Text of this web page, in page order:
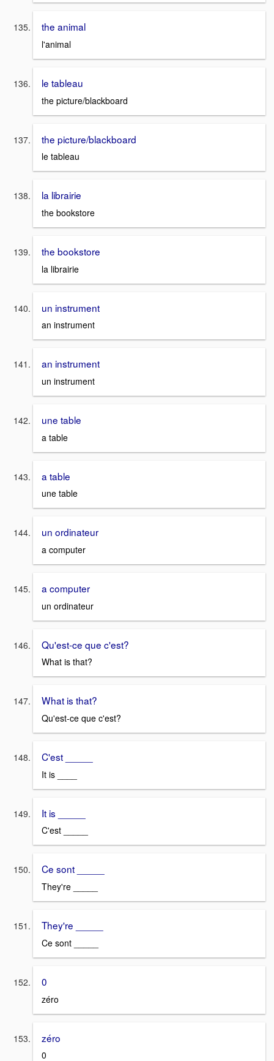
the animal
l'animal
le tableau
the picture/blackboard
the picture/blackboard
le tableau
la librairie
the bookstore
the bookstore
la librairie
un instrument
an instrument
an instrument
un instrument
une table
a table
a table
une table
un ordinateur
a computer
a computer
un ordinateur
Qu'est-ce que c'est?
What is that?
What is that?
Qu'est-ce que c'est?
C'est _____
It is ____
It is _____
C'est _____
Ce sont _____
They're _____
They're _____
Ce sont _____
0
zéro
zéro
0